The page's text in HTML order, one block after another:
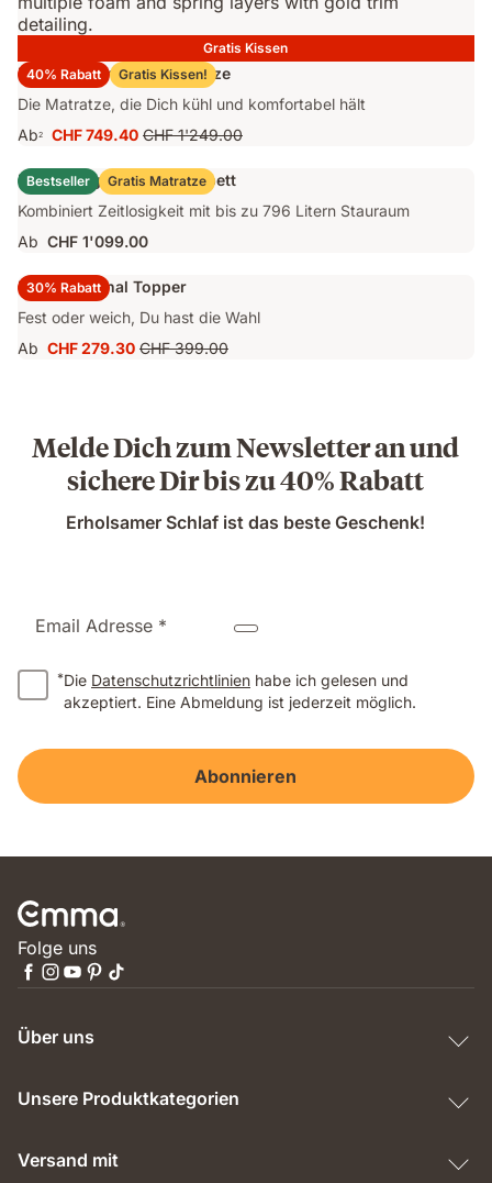
Gratis Kissen
40% Rabatt
Gratis Kissen!
Emma Original Pro Matratze
Die Matratze, die Dich kühl und komfortabel hält
Ab2
Preis
CHF 749.40
CHF 749.40 Ursprünglicher
Preis
CHF 1'249.00
CHF 1'249.00
Bestseller Gratis Matratze
Emma Original Stauraumbett
Kombiniert Zeitlosigkeit mit bis zu 796 Litern Stauraum
Ab CHF 1'099.00
30% Rabatt
Emma Original Topper
Fest oder weich, Du hast die Wahl
Ab Preis
CHF 279.30 Ursprünglicher
CHF 399.00
Melde Dich zum Newsletter an und
sichere Dir bis zu 40% Rabatt
Erholsamer Schlaf ist das beste Geschenk!
Email Adresse *
*Die Datenschutzrichtlinien habe ich gelesen und
akzeptiert. Eine Abmeldung ist jederzeit möglich.
Abonnieren
Folge uns
Über uns
Unsere Produktkategorien
Versand mit